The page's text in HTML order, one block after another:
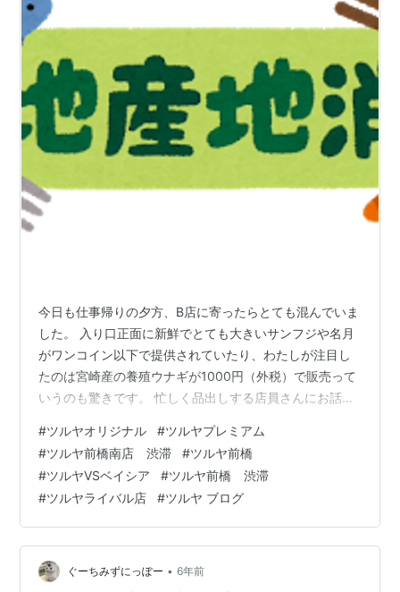
今日も仕事帰りの夕方、B店に寄ったらとても混んでいま
した。 入り口正面に新鮮でとても大きいサンフジや名月
がワンコイン以下で提供されていたり、わたしが注目し
たのは宮崎産の養殖ウナギが1000円（外税）で販売って
いうのも驚きです。 忙しく品出しする店員さんにお話を
ープンの入店できなかったお客様が流れているので、と
ても忙しく売り上げ的には良いと思いますが、激安市な
らぬライバル対抗策で商品の値段を下げているため、こ
ちらも頑張っているんですよ” (^_^) ”他の既存のスーパー
もこのライバル店出店に、値段などいろいろしのぎを削
っている…
#ツルヤオリジナル #ツルヤプレミアム
#ツルヤ前橋南店 渋滞 #ツルヤ前橋
#ツルヤVSベイシア #ツルヤ前橋 渋滞
#ツルヤライバル店 #ツルヤ ブログ
ぐーちみずにっぽー • 6年前